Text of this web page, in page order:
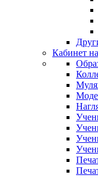
Кабинет